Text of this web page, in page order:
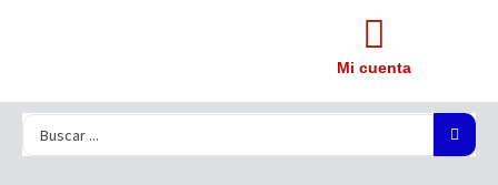
Mi cuenta